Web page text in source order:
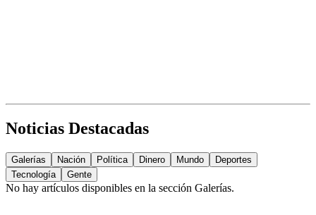
Noticias Destacadas
Galerías Nación Política Dinero Mundo
Deportes
Tecnología
Gente
No hay artículos disponibles en la sección Galerías.